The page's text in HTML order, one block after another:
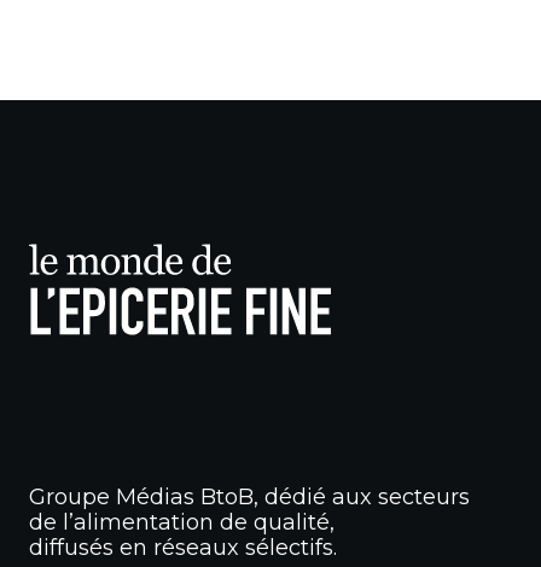
Groupe Médias BtoB, dédié aux secteurs
de l’alimentation de qualité,
diffusés en réseaux sélectifs.